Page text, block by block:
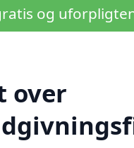
og
over